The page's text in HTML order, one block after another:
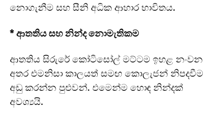
නොගැනීම සහ සීනි අධික ආහාර භාවිතය.
* ආතතිය සහ නින්ද නොමැතිකම
ආතතිය සිරුරේ කෝටිසෝල් මට්ටම ඉහළ නංවන
අතර එමනිසා කාලයත් සමඟ කොලැජන් නිපදවීම
අඩු කරන්න පුළුවන්. එමෙන්ම හොඳ නින්දක්
අවශ්‍යයි.